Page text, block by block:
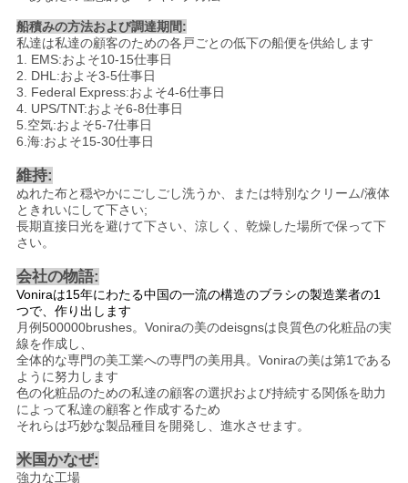
船積みの方法および調達期間:
私達は私達の顧客のための各戸ごとの低下の船便を供給します
1. EMS:およそ10-15仕事日
2. DHL:およそ3-5仕事日
3. Federal Express:およそ4-6仕事日
4. UPS/TNT:およそ6-8仕事日
5.空気:およそ5-7仕事日
6.海:およそ15-30仕事日
維持:
ぬれた布と穏やかにごしごし洗うか、または特別なクリーム/液体
ときれいにして下さい;
長期直接日光を避けて下さい、涼しく、乾燥した場所で保って下
さい。
会社の物語:
Voniraは15年にわたる中国の一流の構造のブラシの製造業者の1
つで、作り出します
月例500000brushes。Voniraの美のdeisgnsは良質色の化粧品の実
線を作成し、
全体的な専門の美工業への専門の美用具。Voniraの美は第1である
ように努力します
色の化粧品のための私達の顧客の選択および持続する関係を助力
によって私達の顧客と作成するため
それらは巧妙な製品種目を開発し、進水させます。
米国かなぜ:
強力な工場